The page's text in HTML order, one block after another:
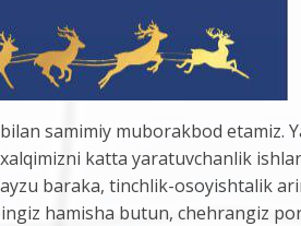
samimiy muborakbod etamiz.
katta yaratuvchanlik
baraka, tinchlik-osoyishtalik
hamisha butun, chehrangiz